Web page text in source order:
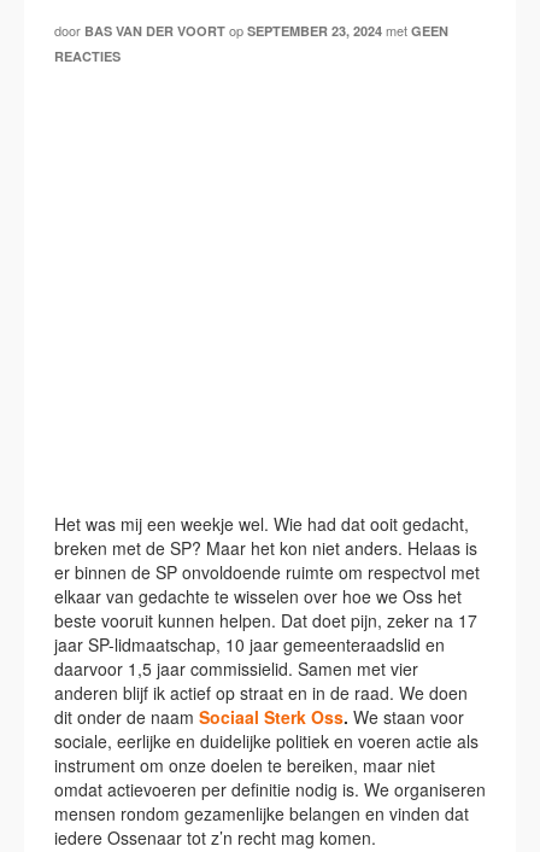
door BAS VAN DER VOORT op SEPTEMBER 23, 2024 met GEEN
REACTIES
Het was mij een weekje wel. Wie had dat ooit gedacht,
breken met de SP? Maar het kon niet anders. Helaas is
er binnen de SP onvoldoende ruimte om respectvol met
elkaar van gedachte te wisselen over hoe we Oss het
beste vooruit kunnen helpen. Dat doet pijn, zeker na 17
jaar SP-lidmaatschap, 10 jaar gemeenteraadslid en
daarvoor 1,5 jaar commissielid. Samen met vier
anderen blijf ik actief op straat en in de raad. We doen
dit onder de naam Sociaal Sterk Oss. We staan voor
sociale, eerlijke en duidelijke politiek en voeren actie als
instrument om onze doelen te bereiken, maar niet
omdat actievoeren per definitie nodig is. We organiseren
mensen rondom gezamenlijke belangen en vinden dat
iedere Ossenaar tot z’n recht mag komen.